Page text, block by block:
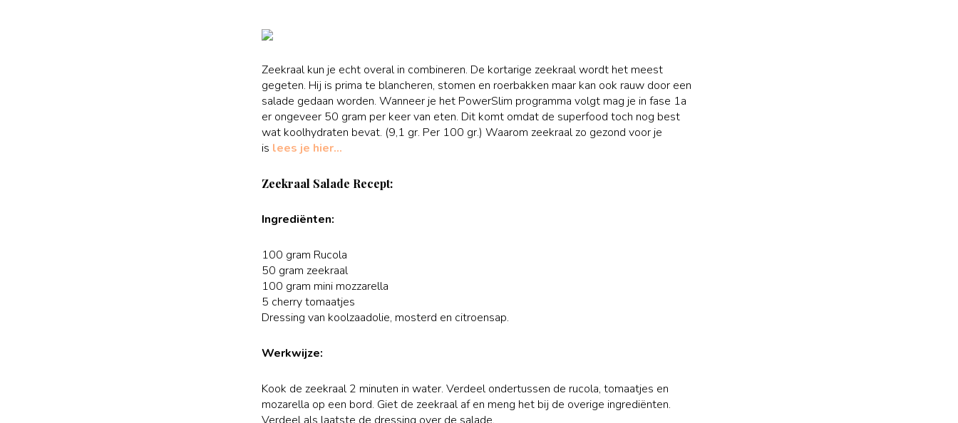
Zeekraal kun je echt overal in combineren. De kortarige zeekraal wordt het meest
gegeten. Hij is prima te blancheren, stomen en roerbakken maar kan ook rauw door een
salade gedaan worden. Wanneer je het PowerSlim programma volgt mag je in fase 1a
er ongeveer 50 gram per keer van eten. Dit komt omdat de superfood toch nog best
wat koolhydraten bevat. (9,1 gr. Per 100 gr.) Waarom zeekraal zo gezond voor je
is lees je hier…
Zeekraal Salade Recept:
Ingrediënten:
100 gram Rucola
50 gram zeekraal
100 gram mini mozzarella
5 cherry tomaatjes
Dressing van koolzaadolie, mosterd en citroensap.
Werkwijze:
Kook de zeekraal 2 minuten in water. Verdeel ondertussen de rucola, tomaatjes en
mozarella op een bord. Giet de zeekraal af en meng het bij de overige ingrediënten.